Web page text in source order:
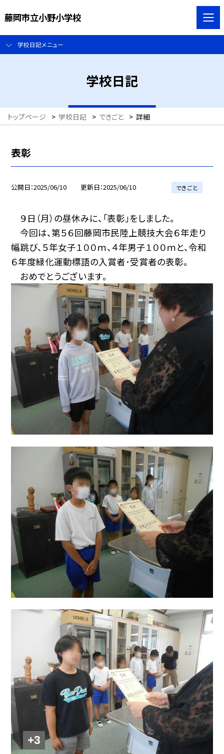
藤岡市立小野小学校
学校日記メニュー
学校日記
トップページ > 学校日記 > できごと > 詳細
表彰
公開日 2025/06/10 更新日 2025/06/10 できごと
９日（月）の昼休みに、「表彰」をしました。
今回は、第５６回藤岡市民陸上競技大会６年走り
幅跳び、５年女子１００ｍ、４年男子１００ｍと、令和
６年度緑化運動標語の入賞者･受賞者の表彰。
おめでとうございます。
+3